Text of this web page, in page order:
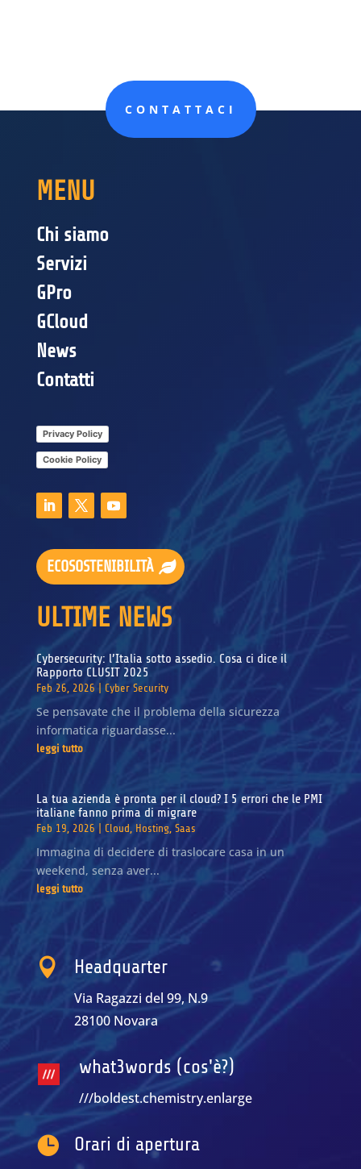
CONTATTACI
MENU
Chi siamo
Servizi
GPro
GCloud
News
Contatti
Privacy Policy
Cookie Policy
ECOSOSTENIBILITÀ
ULTIME NEWS
Cybersecurity: l’Italia sotto assedio. Cosa ci dice il
Rapporto CLUSIT 2025
Feb 26, 2026 Cyber Security
Se pensavate che il problema della sicurezza
informatica riguardasse...
leggi tutto
La tua azienda è pronta per il cloud? I 5 errori che le PMI
italiane fanno prima di migrare
Feb 19, 2026 Cloud Hosting Saas
Immagina di decidere di traslocare casa in un
weekend, senza aver...
leggi tutto
 Headquarter
Via Ragazzi del 99, N.9
28100 Novara
what3words (cos'è?)
///boldest.chemistry.enlarge
 Orari di apertura